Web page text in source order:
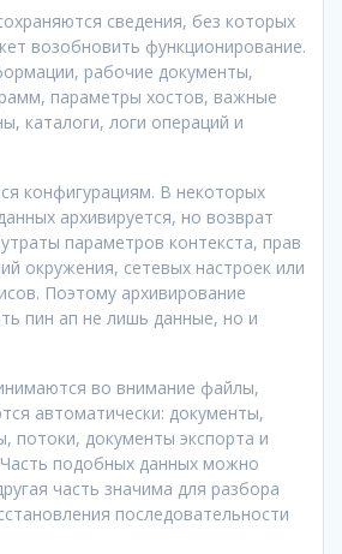
сведения, без которых
возобновить функционирование.
рабочие документы,
параметры хостов, важные
каталоги, логи операций и
конфигурациям. В некоторых
архивируется, но возврат
параметров контекста, прав
окружения, сетевых настроек или
Поэтому архивирование
пин ап не лишь данные, но и
во внимание файлы,
автоматически: документы,
потоки, документы экспорта и
подобных данных можно
часть значима для разбора
последовательности